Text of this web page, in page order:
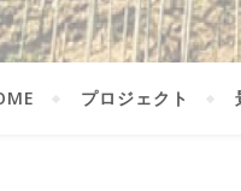
プロジェクト